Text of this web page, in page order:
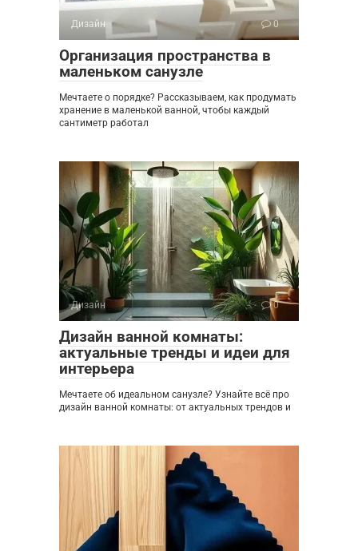
Дизайн 0
Организация пространства в
маленьком санузле
Мечтаете о порядке? Рассказываем, как продумать
хранение в маленькой ванной, чтобы каждый
сантиметр работал
Дизайн 0
Дизайн ванной комнаты:
актуальные тренды и идеи для
интерьера
Мечтаете об идеальном санузле? Узнайте всё про
дизайн ванной комнаты: от актуальных трендов и